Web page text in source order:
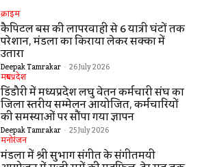
क्राइम
कैपिटल बस की लापरवाही से 6 यात्री घंटों तक
परेशान, मंडला का किराया लेकर सक्का में
उतारा
Deepak Tamrakar - 26 July 2026
मध्यप्रदेश
डिंडौरी में मध्यप्रदेश लघु वेतन कर्मचारी संघ का
जिला स्तरीय सम्मेलन आयोजित, कर्मचारियों
की समस्याओं पर सौंपा गया ज्ञापन
Deepak Tamrakar - 25 July 2026
मनोरंजन
मंडला में श्री सुभाग संगीत के संगीतमयी